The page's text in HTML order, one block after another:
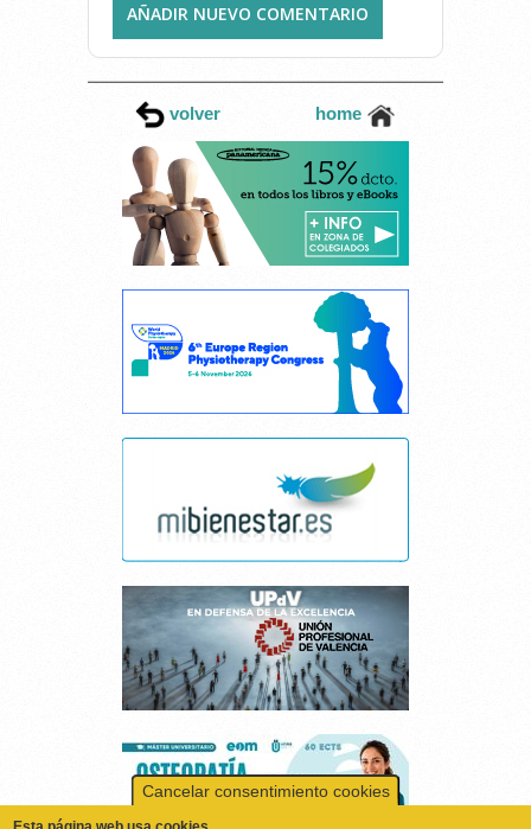
AÑADIR NUEVO COMENTARIO
volver home
Esta página web usa cookies.
Las cookies de este sitio web se usan para personalizar el contenido y los